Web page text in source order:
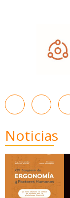
Noticias